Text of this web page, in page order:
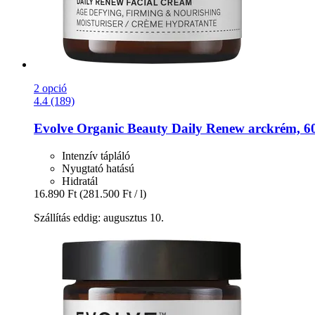
2 opció
4.4 (189)
Evolve Organic Beauty Daily Renew arckrém,
Intenzív tápláló
Nyugtató hatású
Hidratál
16.890 Ft (281.500 Ft / l)
Szállítás eddig: augusztus 10.